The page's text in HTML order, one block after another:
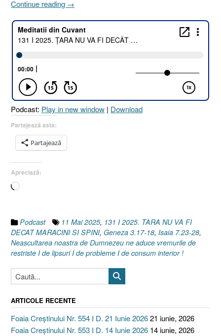
Continue reading „131
2025.
ȚARA
NU
DECÂT
MĂRĂCINI
ȘI
SPINI
11
Mai
2025]”
→
Podcast: Play in new window | Download
Partajează asta:
Partajează
Apreciază:
Încarc...
Podcast 11 Mai 2025, 131 I 2025. TARA NU VA FI
DECAT MARACINI SI SPINI, Geneza 3.17-18, Isaia 7.23-28,
Neascultarea noastra de Dumnezeu ne aduce vremurile de
restriste I de lipsuri I de probleme I de consum interior !
ARTICOLE RECENTE
Foaia Creștinului Nr. 554 I D. 21 Iunie 202621 iunie, 2026
Foaia Creștinului Nr. 553 I D. 14 Iunie 2026 14 iunie, 2026